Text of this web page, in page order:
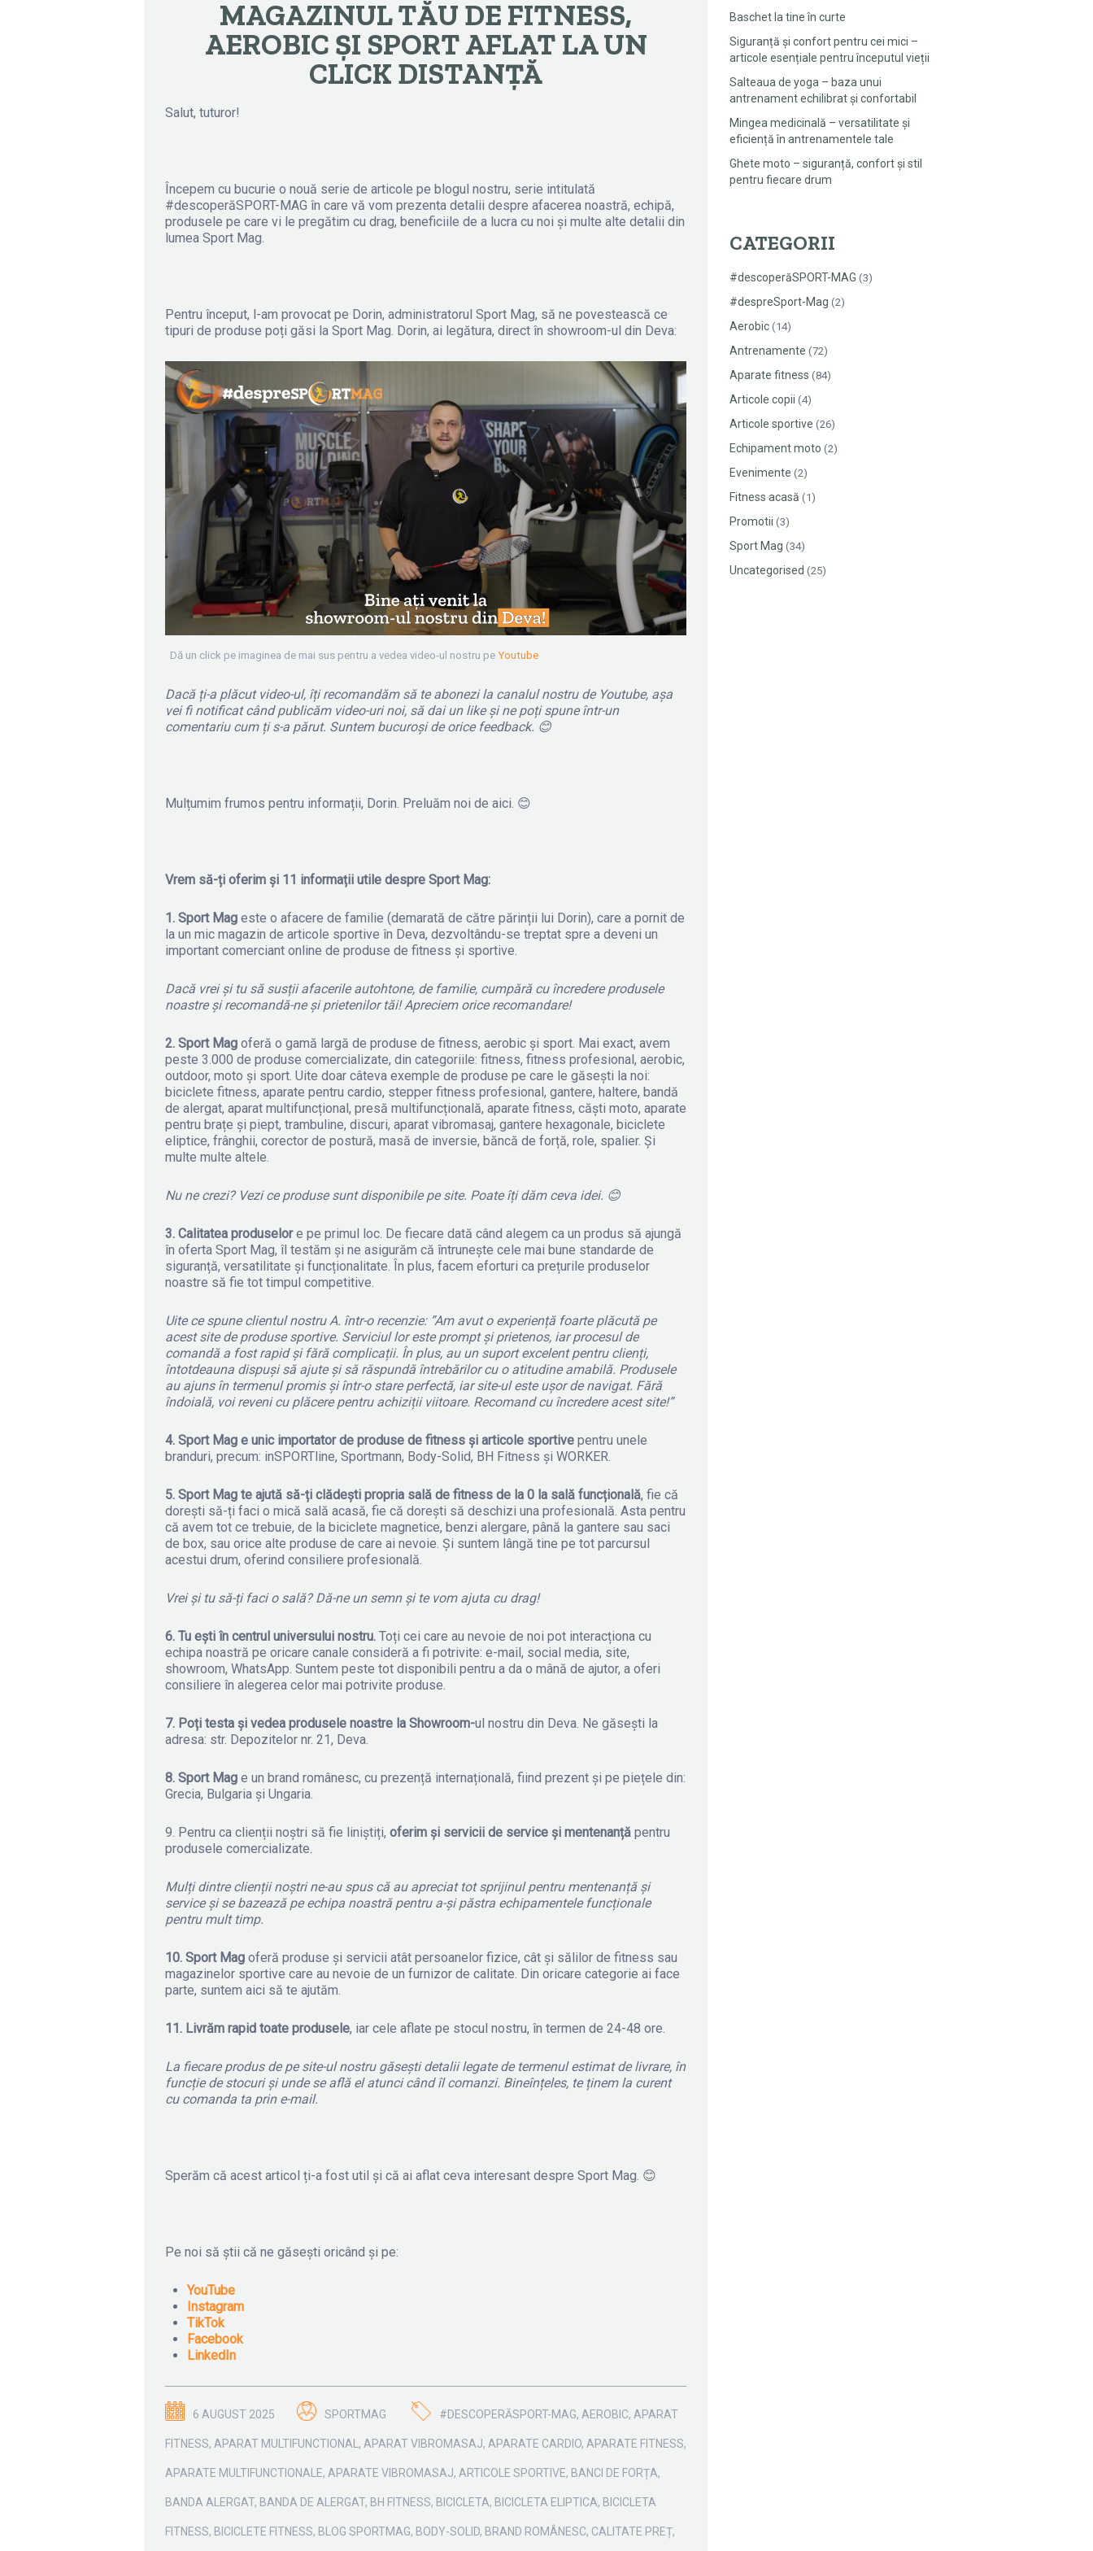
MAGAZINUL TĂU DE FITNESS,
AEROBIC ȘI SPORT AFLAT LA UN
CLICK DISTANȚĂ
Salut, tuturor!
Începem cu bucurie o nouă serie de articole pe blogul nostru, serie intitulată
#descoperăSPORT-MAG în care vă vom prezenta detalii despre afacerea noastră, echipă,
produsele pe care vi le pregătim cu drag, beneficiile de a lucra cu noi și multe alte detalii din
lumea Sport Mag.
Pentru început, l-am provocat pe Dorin, administratorul Sport Mag, să ne povestească ce
tipuri de produse poți găsi la Sport Mag. Dorin, ai legătura, direct în showroom-ul din Deva:
Dă un click pe imaginea de mai sus pentru a vedea video-ul nostru peYoutube
Dacă ți-a plăcut video-ul, îți recomandăm să te abonezi la canalul nostru de Youtube, așa
vei fi notificat când publicăm video-uri noi, să dai un like și ne poți spune într-un
comentariu cum ți s-a părut. Suntem bucuroși de orice feedback. 😊
Mulțumim frumos pentru informații, Dorin. Preluăm noi de aici. 😊
Vrem să-ți oferim și 11 informații utile despre Sport Mag:
1. Sport Mag este o afacere de familie (demarată de către părinții lui Dorin), care a pornit de
la un mic magazin de articole sportive în Deva, dezvoltându-se treptat spre a deveni un
important comerciant online de produse de fitness și sportive.
Dacă vrei și tu să susții afacerile autohtone, de familie, cumpără cu încredere produsele
noastre și recomandă-ne și prietenilor tăi! Apreciem orice recomandare!
2. Sport Mag oferă o gamă largă de produse de fitness, aerobic și sport. Mai exact, avem
peste 3.000 de produse comercializate, din categoriile: fitness, fitness profesional, aerobic,
outdoor, moto și sport. Uite doar câteva exemple de produse pe care le găsești la noi:
biciclete fitness, aparate pentru cardio, stepper fitness profesional, gantere, haltere, bandă
de alergat, aparat multifuncțional, presă multifuncțională, aparate fitness, căști moto, aparate
pentru brațe și piept, trambuline, discuri, aparat vibromasaj, gantere hexagonale, biciclete
eliptice, frânghii, corector de postură, masă de inversie, băncă de forță, role, spalier. Și
multe multe altele.
Nu ne crezi? Vezi ce produse sunt disponibile pe site. Poate îți dăm ceva idei. 😊
3. Calitatea produselore pe primul loc. De fiecare dată când alegem ca un produs să ajungă
în oferta Sport Mag, îl testăm și ne asigurăm că întrunește cele mai bune standarde de
siguranță, versatilitate și funcționalitate. În plus, facem eforturi ca prețurile produselor
noastre să fie tot timpul competitive.
Uite ce spune clientul nostru A. într-o recenzie: ”Am avut o experiență foarte plăcută pe
acest site de produse sportive. Serviciul lor este prompt și prietenos, iar procesul de
comandă a fost rapid și fără complicații. În plus, au un suport excelent pentru clienți,
întotdeauna dispuși să ajute și să răspundă întrebărilor cu o atitudine amabilă. Produsele
au ajuns în termenul promis și într-o stare perfectă, iar site-ul este ușor de navigat. Fără
îndoială, voi reveni cu plăcere pentru achiziții viitoare. Recomand cu încredere acest site!”
4. Sport Mag e unic importator de produse de fitness și articole sportive pentru unele
branduri, precum: inSPORTline, Sportmann, Body-Solid, BH Fitness și WORKER.
5. Sport Mag te ajută să-ți clădești propria sală de fitness de la 0 la sală funcțională, fie că
dorești să-ți faci o mică sală acasă, fie că dorești să deschizi una profesională. Asta pentru
că avem tot ce trebuie, de la biciclete magnetice, benzi alergare, până la gantere sau saci
de box, sau orice alte produse de care ai nevoie. Și suntem lângă tine pe tot parcursul
acestui drum, oferind consiliere profesională.
Vrei și tu să-ți faci o sală? Dă-ne un semn și te vom ajuta cu drag!
6. Tu ești în centrul universului nostru. Toți cei care au nevoie de noi pot interacționa cu
echipa noastră pe oricare canale consideră a fi potrivite: e-mail, social media, site,
showroom, WhatsApp. Suntem peste tot disponibili pentru a da o mână de ajutor, a oferi
consiliere în alegerea celor mai potrivite produse.
7. Poți testa și vedea produsele noastre la Showroom-ul nostru din Deva. Ne găsești la
adresa: str. Depozitelor nr. 21, Deva.
8. Sport Mag e un brand românesc, cu prezență internațională, fiind prezent și pe piețele din:
Grecia, Bulgaria și Ungaria.
9. Pentru ca clienții noștri să fie liniștiți, oferim și servicii de service și mentenanță pentru
produsele comercializate.
Mulți dintre clienții noștri ne-au spus că au apreciat tot sprijinul pentru mentenanță și
service și se bazează pe echipa noastră pentru a-și păstra echipamentele funcționale
pentru mult timp.
10. Sport Mag oferă produse și servicii atât persoanelor fizice, cât și sălilor de fitness sau
magazinelor sportive care au nevoie de un furnizor de calitate. Din oricare categorie ai face
parte, suntem aici să te ajutăm.
11. Livrăm rapid toate produsele, iar cele aflate pe stocul nostru, în termen de 24-48 ore.
La fiecare produs de pe site-ul nostru găsești detalii legate de termenul estimat de livrare, în
funcție de stocuri și unde se află el atunci când îl comanzi. Bineînțeles, te ținem la curent
cu comanda ta prin e-mail.
Sperăm că acest articol ți-a fost util și că ai aflat ceva interesant despre Sport Mag. 😊
Pe noi să știi că ne găsești oricând și pe:
YouTube
Instagram
TikTok
Facebook
LinkedIn
6 AUGUST 2025 SPORTMAG #DESCOPERĂSPORT-MAG, AEROBIC, APARAT
FITNESS, APARAT MULTIFUNCTIONAL, APARAT VIBROMASAJ, APARATE CARDIO, APARATE FITNESS,
APARATE MULTIFUNCTIONALE, APARATE VIBROMASAJ, ARTICOLE SPORTIVE, BANCI DE FORȚA,
BANDA ALERGAT, BANDA DE ALERGAT, BH FITNESS, BICICLETA, BICICLETA ELIPTICA, BICICLETA
FITNESS, BICICLETE FITNESS, BLOG SPORTMAG, BODY-SOLID, BRAND ROMÂNESC, CALITATE PREȚ,
Baschet la tine în curte
Siguranță și confort pentru cei mici –
articole esențiale pentru începutul vieții
Salteaua de yoga – baza unui
antrenament echilibrat și confortabil
Mingea medicinală – versatilitate și
eficiență în antrenamentele tale
Ghete moto – siguranță, confort și stil
pentru fiecare drum
CATEGORII
#descoperăSPORT-MAG (3)
#despreSport-Mag (2)
Aerobic (14)
Antrenamente (72)
Aparate fitness (84)
Articole copii (4)
Articole sportive (26)
Echipament moto (2)
Evenimente (2)
Fitness acasă (1)
Promotii (3)
Sport Mag (34)
Uncategorised (25)